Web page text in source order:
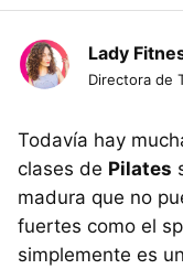
Lady
Directora de
Todavía hay
clases de Pilates
madura que no
fuertes como el
simplemente es